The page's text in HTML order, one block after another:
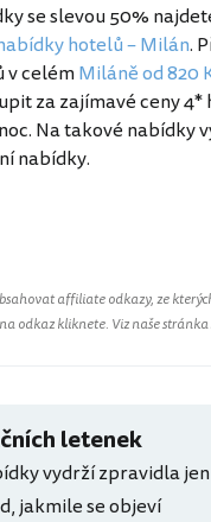
se slevou 50%
hotelů – Milán.
v celémMiláně od 820
za zajímavé ceny 4*
Na takové nabídky
nabídky.
affiliate odkazy, ze
odkaz kliknete. Viz naše stránka
letenek
vydrží zpravidla
jakmile se objeví